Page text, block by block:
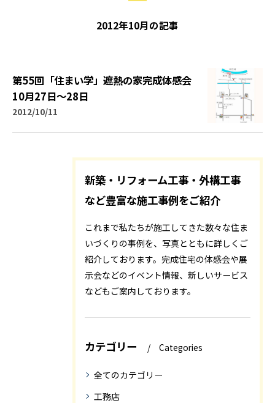
2012年10月の記事
第55回「住まい学」遮熱の家完成体感会
10月27日～28日
2012/10/11
新築・リフォーム工事・外構工事
など豊富な施工事例をご紹介
これまで私たちが施工してきた数々な住ま
いづくりの事例を、写真とともに詳しくご
紹介しております。完成住宅の体感会や展
示会などのイベント情報、新しいサービス
などもご案内しております。
カテゴリー Categories
全てのカテゴリー
工務店